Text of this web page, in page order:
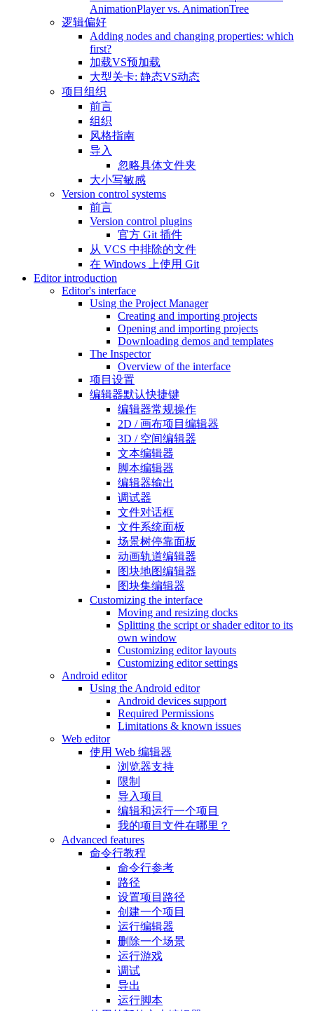
AnimationPlayer vs. AnimationTree
逻辑偏好
Adding nodes and changing properties: which
first?
加载VS预加载
大型关卡: 静态VS动态
项目组织
前言
组织
风格指南
导入
忽略具体文件夹
大小写敏感
Version control systems
前言
Version control plugins
官方 Git 插件
从 VCS 中排除的文件
在 Windows 上使用 Git
Editor introduction
Editor's interface
Using the Project Manager
Creating and importing projects
Opening and importing projects
Downloading demos and templates
The Inspector
Overview of the interface
项目设置
编辑器默认快捷键
编辑器常规操作
2D / 画布项目编辑器
3D / 空间编辑器
文本编辑器
脚本编辑器
编辑器输出
调试器
文件对话框
文件系统面板
场景树停靠面板
动画轨道编辑器
图块地图编辑器
图块集编辑器
Customizing the interface
Moving and resizing docks
Splitting the script or shader editor to its
own window
Customizing editor layouts
Customizing editor settings
Android editor
Using the Android editor
Android devices support
Required Permissions
Limitations & known issues
Web editor
使用 Web 编辑器
浏览器支持
限制
导入项目
编辑和运行一个项目
我的项目文件在哪里？
Advanced features
命令行教程
命令行参考
路径
设置项目路径
创建一个项目
运行编辑器
删除一个场景
运行游戏
调试
导出
运行脚本